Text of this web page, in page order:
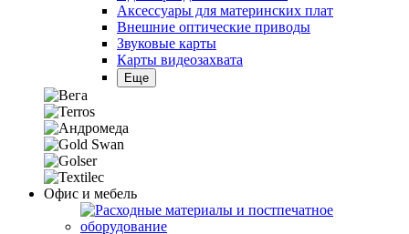
Аксессуары для материнских плат
Внешние оптические приводы
Звуковые карты
Карты видеозахвата
Еще
Офис и мебель